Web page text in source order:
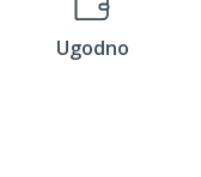
Ugodno